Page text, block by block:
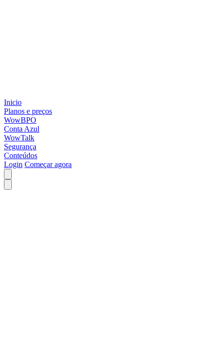
Inicio
Planos e preços
WowBPO
Conta Azul
WowTalk
Segurança
Conteúdos
Login Começar agora